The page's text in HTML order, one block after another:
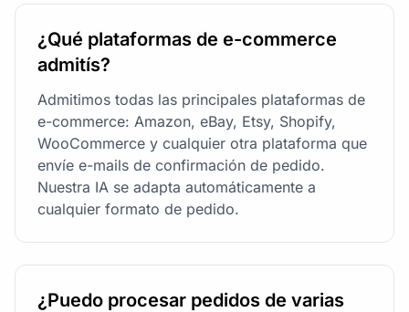
¿Qué plataformas de e-commerce
admitís?
Admitimos todas las principales plataformas de
e-commerce: Amazon, eBay, Etsy, Shopify,
WooCommerce y cualquier otra plataforma que
envíe e-mails de confirmación de pedido.
Nuestra IA se adapta automáticamente a
cualquier formato de pedido.
¿Puedo procesar pedidos de varias